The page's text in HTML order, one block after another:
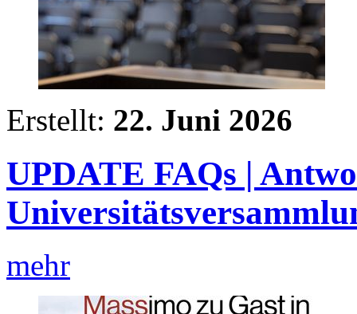
Erstellt: 22. Juni 2026
UPDATE FAQs |
mehr